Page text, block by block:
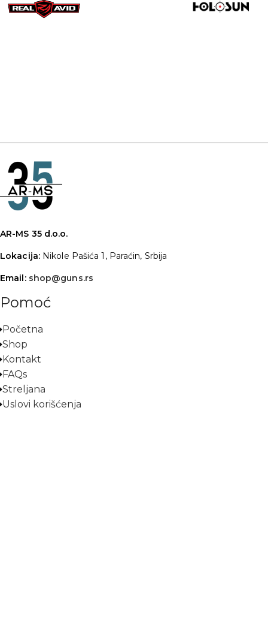
AR-MS 35 d.o.o.
Lokacija:Nikole Pašića 1, Paraćin, Srbija
Email: shop@guns.rs
Pomoć
Početna
Shop
Kontakt
FAQs
Streljana
Uslovi korišćenja